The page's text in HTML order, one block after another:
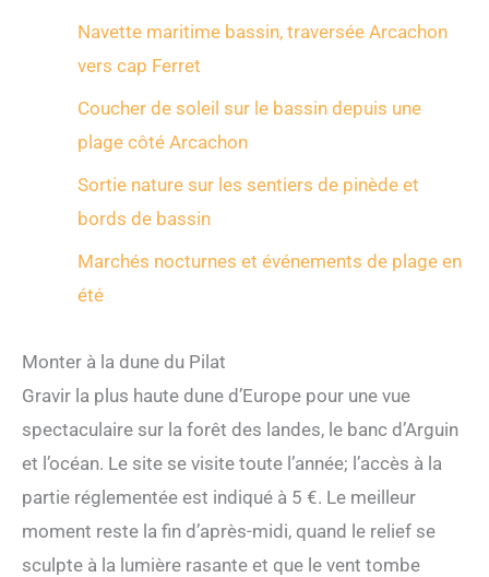
Navette maritime bassin, traversée Arcachon
vers cap Ferret
Coucher de soleil sur le bassin depuis une
plage côté Arcachon
Sortie nature sur les sentiers de pinède et
bords de bassin
Marchés nocturnes et événements de plage en
été
Monter à la dune du Pilat
Gravir la plus haute dune d’Europe pour une vue
spectaculaire sur la forêt des landes, le banc d’Arguin
et l’océan. Le site se visite toute l’année; l’accès à la
partie réglementée est indiqué à 5 €. Le meilleur
moment reste la fin d’après-midi, quand le relief se
sculpte à la lumière rasante et que le vent tombe